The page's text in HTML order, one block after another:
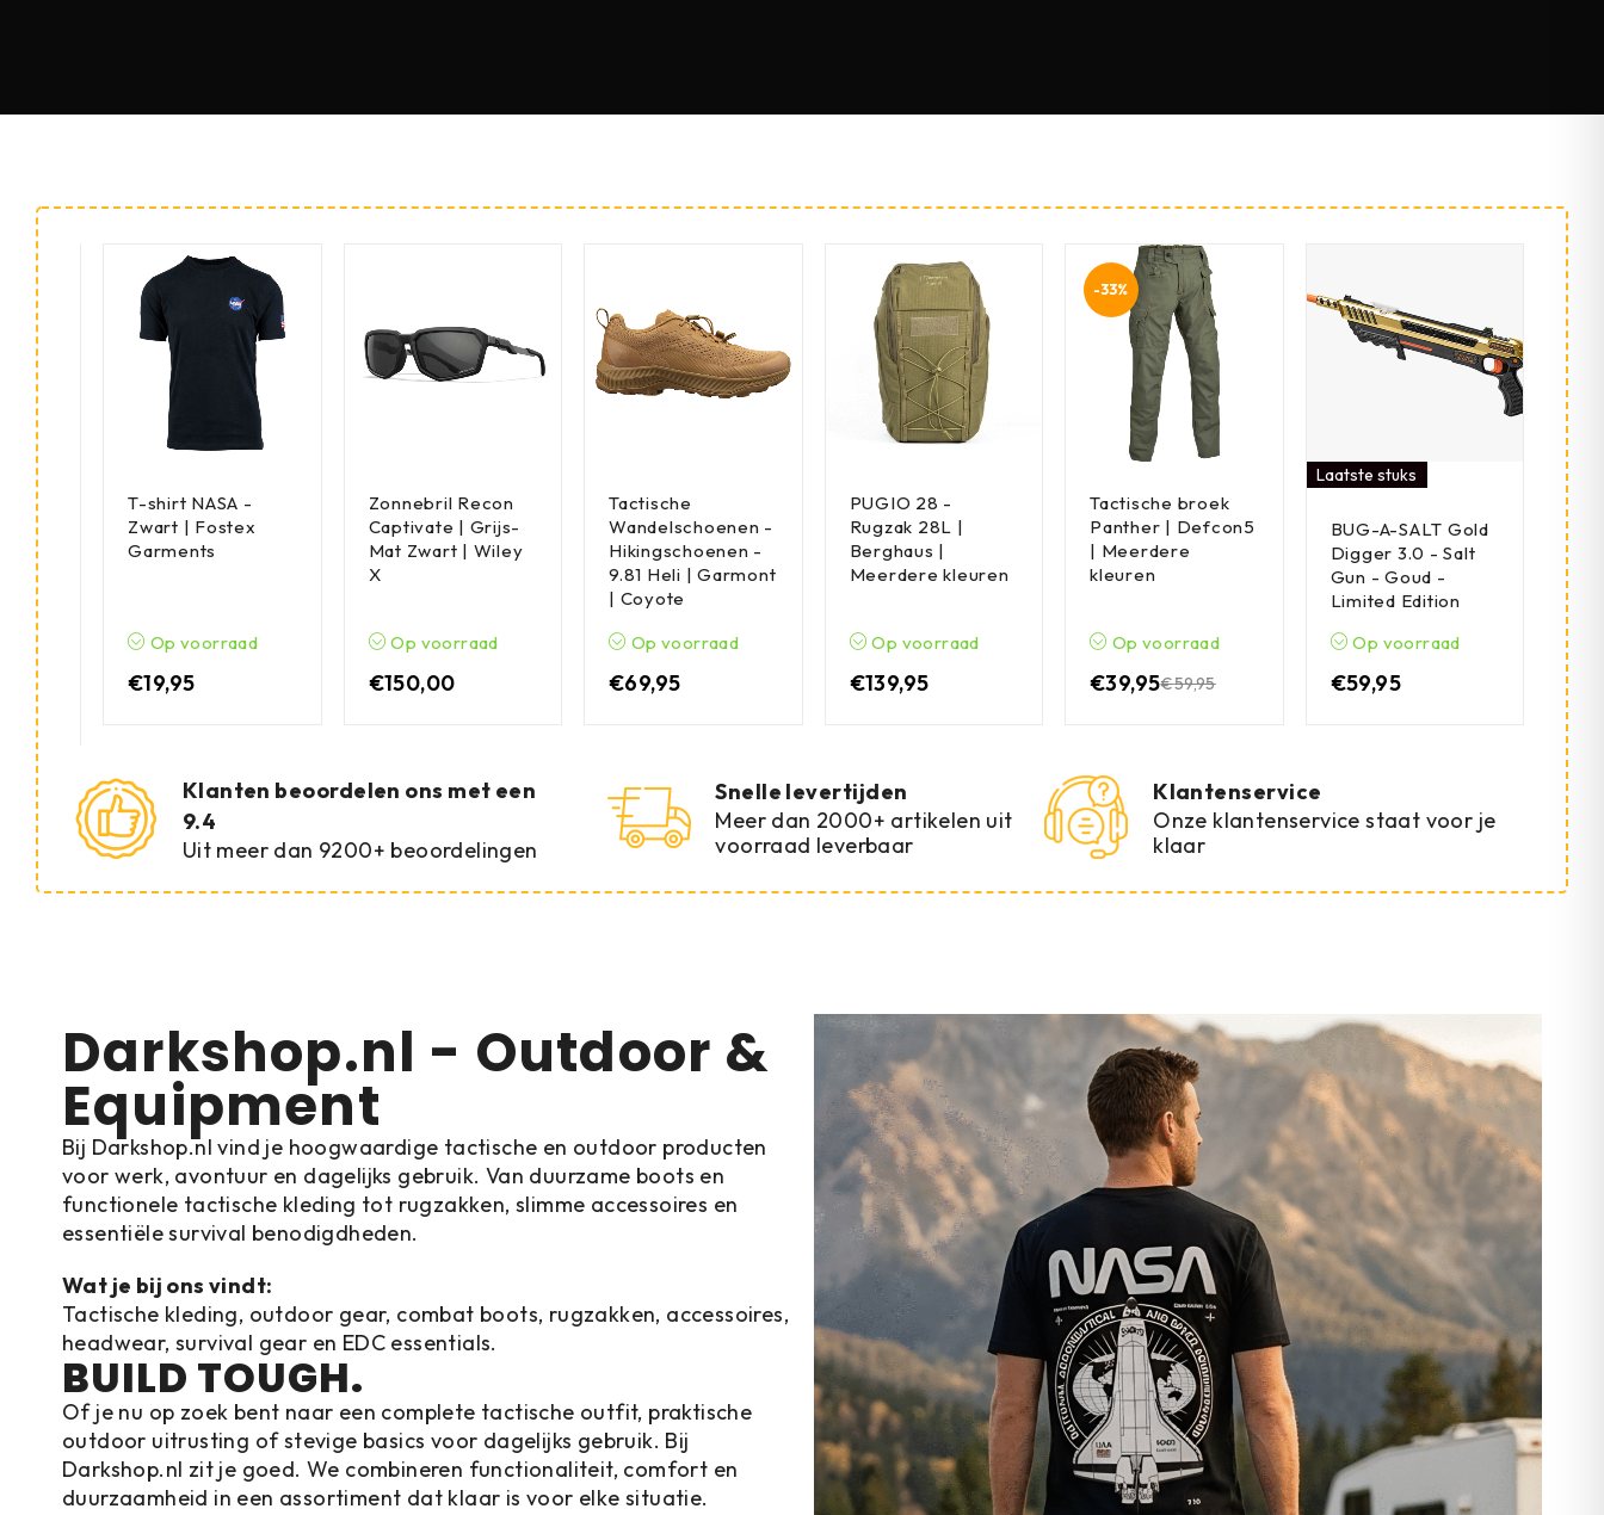
T-shirt NASA -
Zwart | Fostex
Garments
Op voorraad
€19,95
Zonnebril Recon
Captivate | Grijs-
Mat Zwart | Wiley
X
Op voorraad
€150,00
Tactische
Wandelschoenen -
Hikingschoenen -
9.81 Heli | Garmont
| Coyote
Op voorraad
€69,95
PUGIO 28 -
Rugzak 28L |
Berghaus |
Meerdere kleuren
Op voorraad
€139,95
-33%
Tactische broek
Panther | Defcon5
| Meerdere
kleuren
Op voorraad
€59,95
€39,95
Laatste stuks
BUG-A-SALT Gold
Digger 3.0 - Salt
Gun - Goud -
Limited Edition
Op voorraad
€59,95
Klanten beoordelen ons met een
9.4
Uit meer dan 9200+ beoordelingen
Snelle levertijden
Meer dan 2000+ artikelen uit
voorraad leverbaar
Klantenservice
Onze klantenservice staat voor je
klaar
Darkshop.nl - Outdoor &
Equipment
Bij Darkshop.nl vind je hoogwaardige tactische en outdoor producten
voor werk, avontuur en dagelijks gebruik. Van duurzame boots en
functionele tactische kleding tot rugzakken, slimme accessoires en
essentiële survival benodigdheden.
Wat je bij ons vindt:
Tactische kleding, outdoor gear, combat boots, rugzakken, accessoires,
headwear, survival gear en EDC essentials.
BUILD TOUGH.
Of je nu op zoek bent naar een complete tactische outfit, praktische
outdoor uitrusting of stevige basics voor dagelijks gebruik. Bij
Darkshop.nl zit je goed. We combineren functionaliteit, comfort en
duurzaamheid in een assortiment dat klaar is voor elke situatie.